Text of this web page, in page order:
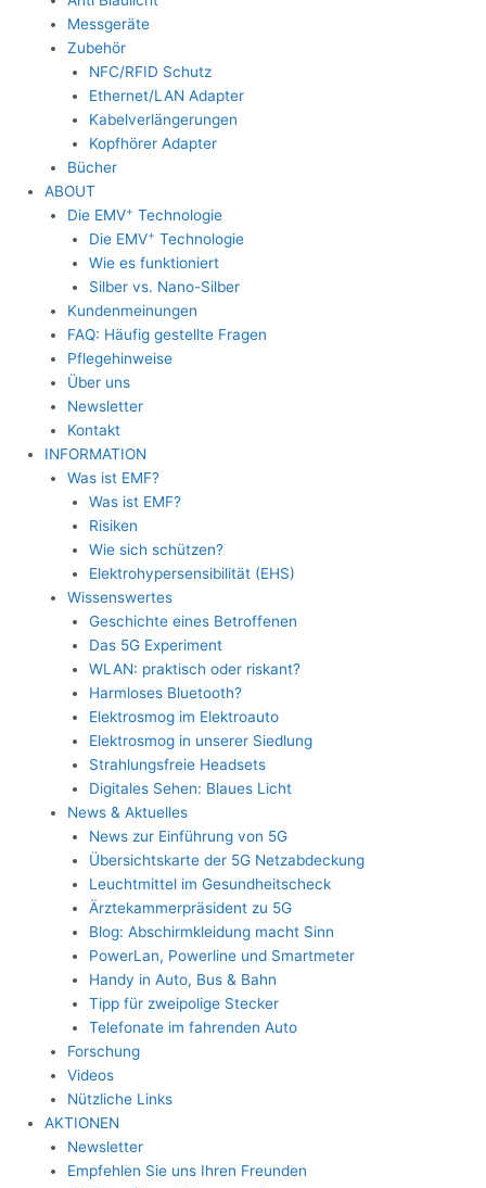
Messgeräte
Zubehör
NFC/RFID Schutz
Ethernet/LAN Adapter
Kabelverlängerungen
Kopfhörer Adapter
Bücher
ABOUT
Die EMV+ Technologie
Die EMV+ Technologie
Wie es funktioniert
Silber vs. Nano-Silber
Kundenmeinungen
FAQ: Häufig gestellte Fragen
Pflegehinweise
Über uns
Newsletter
Kontakt
INFORMATION
Was ist EMF?
Was ist EMF?
Risiken
Wie sich schützen?
Elektrohypersensibilität (EHS)
Wissenswertes
Geschichte eines Betroffenen
Das 5G Experiment
WLAN: praktisch oder riskant?
Harmloses Bluetooth?
Elektrosmog im Elektroauto
Elektrosmog in unserer Siedlung
Strahlungsfreie Headsets
Digitales Sehen: Blaues Licht
News & Aktuelles
News zur Einführung von 5G
Übersichtskarte der 5G Netzabdeckung
Leuchtmittel im Gesundheitscheck
Ärztekammerpräsident zu 5G
Blog: Abschirmkleidung macht Sinn
PowerLan, Powerline und Smartmeter
Handy in Auto, Bus & Bahn
Tipp für zweipolige Stecker
Telefonate im fahrenden Auto
Forschung
Videos
Nützliche Links
AKTIONEN
Newsletter
Empfehlen Sie uns Ihren Freunden